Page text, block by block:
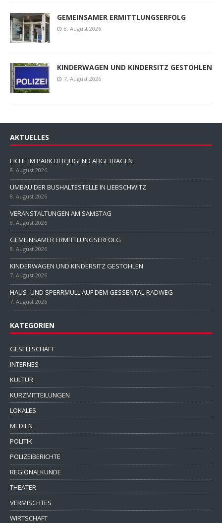
GEMEINSAMER ERMITTLUNGSERFOLG
8. August 2026
KINDERWAGEN UND KINDERSITZ GESTOHLEN
7. August 2026
AKTUELLES
EICHE IM PARK DER JUGEND ABGETRAGEN
8. August 2026
UMBAU DER BUSHALTESTELLE IN LIEBSCHWITZ
8. August 2026
VERANSTALTUNGEN AM SAMSTAG
8. August 2026
GEMEINSAMER ERMITTLUNGSERFOLG
8. August 2026
KINDERWAGEN UND KINDERSITZ GESTOHLEN
7. August 2026
HAUS- UND SPERRMÜLL AUF DEM GESSENTAL-RADWEG
7. August 2026
KATEGORIEN
GESELLSCHAFT
INTERNES
KULTUR
KURZMITTEILUNGEN
LOKALES
MEDIEN
POLITIK
POLIZEIBERICHTE
REGIONALKUNDE
THEATER
VERMISCHTES
WIRTSCHAFT